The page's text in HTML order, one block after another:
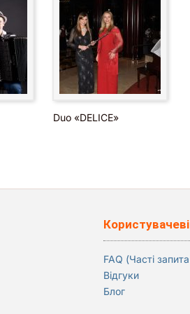
Duo «DELICE»
Користувачеві
FAQ (Часті
Відгуки
Блог